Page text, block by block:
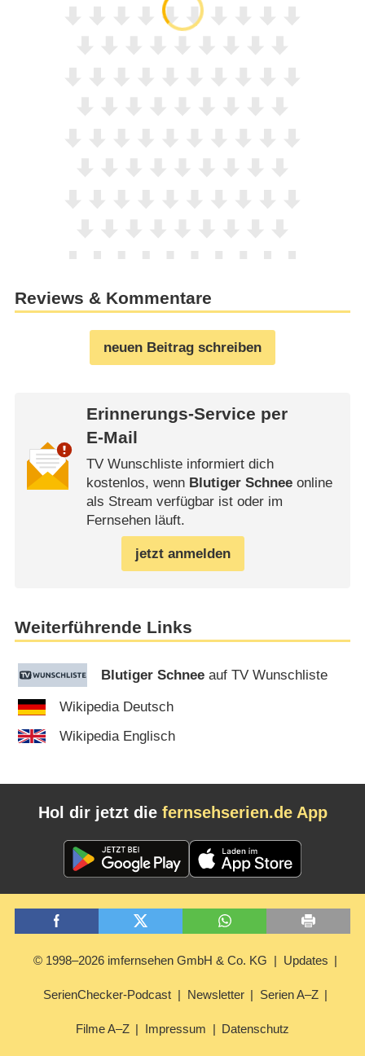
Reviews & Kommentare
neuen Beitrag schreiben
Erinnerungs-Service per
E-Mail
TV Wunschliste informiert dich
kostenlos, wenn Blutiger Schneeonline
als Stream verfügbar ist oder im
Fernsehen läuft.
jetzt anmelden
Weiterführende Links
Blutiger Schnee auf TV Wunschliste
Wikipedia Deutsch
Wikipedia Englisch
Hol dir jetzt die fernsehserien.de App
© 1998–2026 imfernsehen GmbH & Co. KG Updates
SerienChecker-Podcast Newsletter Serien A–Z
Filme A–Z Impressum Datenschutz